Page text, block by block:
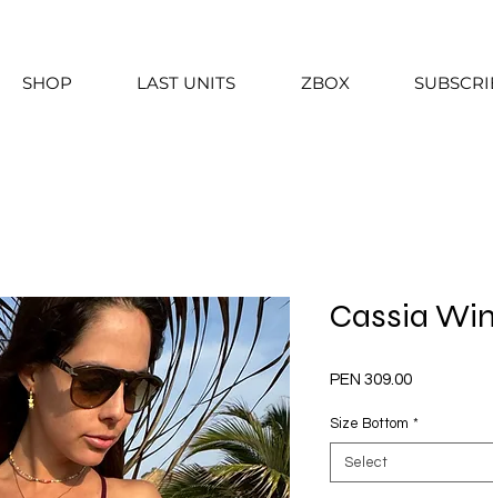
SHOP LAST UNITS ZBOX
Cassia
PEN 309.00Price
Size Bottom *
Select